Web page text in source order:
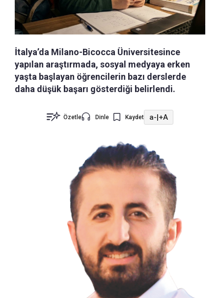
İtalya’da Milano-Bicocca Üniversitesince
yapılan araştırmada, sosyal medyaya erken
yaşta başlayan öğrencilerin bazı derslerde
daha düşük başarı gösterdiği belirlendi.
Özetle Dinle Kaydet a-|+A